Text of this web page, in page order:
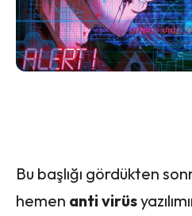
Bu başlığı gördükten
hemen anti virüs